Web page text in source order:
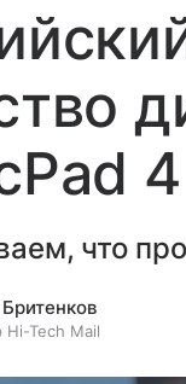
4
что
Hi-Tech Mail